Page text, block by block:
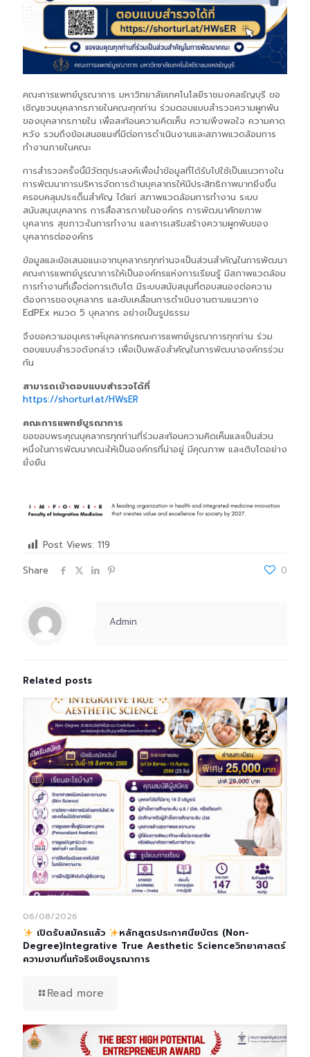
คณะการแพทย์บูรณาการ มหาวิทยาลัยเทคโนโลยีราชมงคลธัญบุรี ขอ
เชิญชวนบุคลากรภายในคณะทุกท่าน ร่วมตอบแบบสำรวจความผูกพัน
ของบุคลากรภายใน เพื่อสะท้อนความคิดเห็น ความพึงพอใจ ความคาด
หวัง รวมถึงข้อเสนอแนะที่มีต่อการดำเนินงานและสภาพแวดล้อมการ
ทำงานภายในคณะ
การสำรวจครั้งนี้มีวัตถุประสงค์เพื่อนำข้อมูลที่ได้รับไปใช้เป็นแนวทางใน
การพัฒนาการบริหารจัดการด้านบุคลากรให้มีประสิทธิภาพมากยิ่งขึ้น
ครอบคลุมประเด็นสำคัญ ได้แก่ สภาพแวดล้อมการทำงาน ระบบ
สนับสนุนบุคลากร การสื่อสารภายในองค์กร การพัฒนาศักยภาพ
บุคลากร สุขภาวะในการทำงาน และการเสริมสร้างความผูกพันของ
บุคลากรต่อองค์กร
ข้อมูลและข้อเสนอแนะจากบุคลากรทุกท่านจะเป็นส่วนสำคัญในการพัฒนา
คณะการแพทย์บูรณาการให้เป็นองค์กรแห่งการเรียนรู้ มีสภาพแวดล้อม
การทำงานที่เอื้อต่อการเติบโต มีระบบสนับสนุนที่ตอบสนองต่อความ
ต้องการของบุคลากร และขับเคลื่อนการดำเนินงานตามแนวทาง
EdPEx หมวด 5 บุคลากร อย่างเป็นรูปธรรม
จึงขอความอนุเคราะห์บุคลากรคณะการแพทย์บูรณาการทุกท่าน ร่วม
ตอบแบบสำรวจดังกล่าว เพื่อเป็นพลังสำคัญในการพัฒนาองค์กรร่วม
กัน
สามารถเข้าตอบแบบสำรวจได้ที่
https://shorturl.at/HWsER
คณะการแพทย์บูรณาการ
ขอขอบพระคุณบุคลากรทุกท่านที่ร่วมสะท้อนความคิดเห็นและเป็นส่วน
หนึ่งในการพัฒนาคณะให้เป็นองค์กรที่น่าอยู่ มีคุณภาพ และเติบโตอย่าง
ยั่งยืน
Post Views: 119
Share
0
Admin
Related posts
06/08/2026
เปิดรับสมัครแล้ว
หลักสูตรประกาศนียบัตร (Non-
Degree)Integrative True Aesthetic Scienceวิทยาศาสตร์
ความงามที่แท้จริงเชิงบูรณาการ
Read more